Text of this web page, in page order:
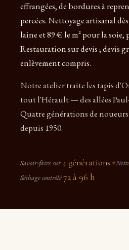
effrangées, de bordures à
percées. Nettoyage artisanal
laine et 89 € le m² pour la soie,
Restauration sur devis ; devis
enlèvement compris.
Notre atelier traite les tapis
tout l'Hérault — des allées
Quatre générations de
depuis 1950.
Savoir-faire sur4 générations ✦
Séchage contrôlé72 à 96 h